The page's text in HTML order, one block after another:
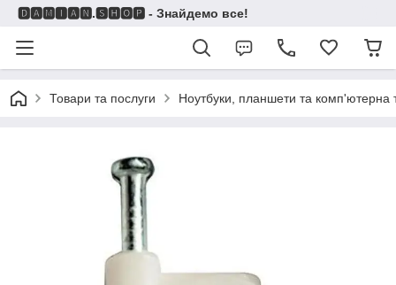
🅳🅰🅼🅸🅰🅽.🆂🅷🅾🅿 - Знайдемо все!
Товари та послуги Ноутбуки, планшети та комп'ютерна